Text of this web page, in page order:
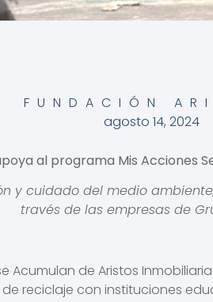
FUNDACIÓN
agosto 14, 2024
al programa Mis Acciones
y cuidado del medio
través de las empresas de
Acumulan de Aristos
reciclaje con instituciones